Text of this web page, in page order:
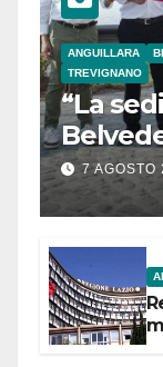
ANGUILLARA
TREVIGNANO
“La
7 AGOSTO